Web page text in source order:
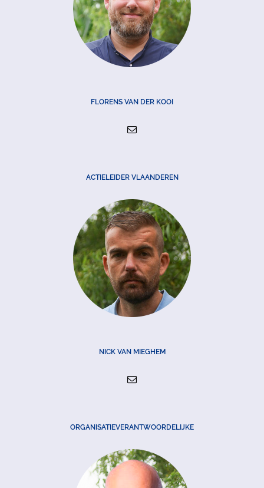
FLORENS VAN DER KOOI
ACTIELEIDER VLAANDEREN
NICK VAN MIEGHEM
ORGANISATIEVERANTWOORDELIJKE